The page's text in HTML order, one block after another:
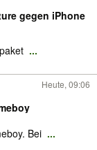
gegen iPhone
...
Heute, 09:06
Bei ...